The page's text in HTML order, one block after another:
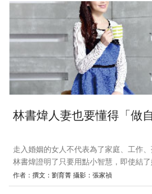
《走過失業，我喜歡現在的人生》等7本書 興趣：看電影、寫作
（2016）年12月初，施昇輝與志同道合
台鐵改建的民宿，環境簡單又乾淨，重點
他到了新竹尖石鄉露營，在帳蓬前面擺
2016年沒有出
林書煒人妻也要懂得「做自
走入婚姻的女人不代表為了家庭、工作
林書煒證明了只要用點小智慧，即使結
上還是可以很自由！ 在螢光幕前，知名主持人林書煒樂於分享婚姻生
活的點點滴滴，建立好太太的形象；出
作者： 撰文：劉育菁 攝影：張家禎